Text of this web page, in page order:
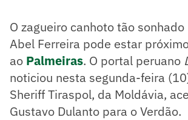
O zagueiro canhoto tão
Abel Ferreira pode estar
ao Palmeiras. O portal peruano
noticiou nesta segunda-feira
Sheriff Tiraspol, da Moldávia,
Gustavo Dulanto para o Verdão.